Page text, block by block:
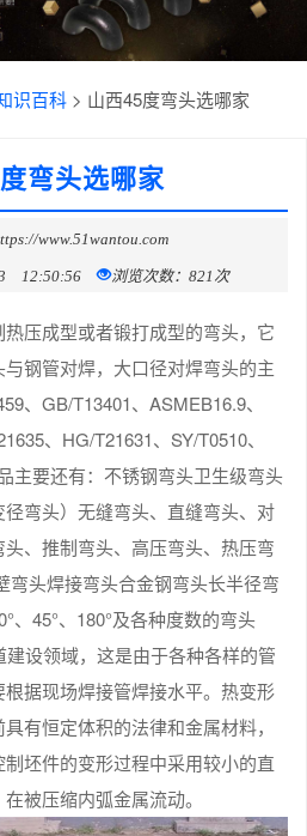
识百科 > 山西45度弯头选哪家
弯头选哪家
www.51wantou.com
12:50:56 浏览次数：821次
压成型或者锻打成型的弯头，它
钢管对焊，大口径对焊弯头的主
、GB/T13401、ASMEB16.9、
、HG/T21631、SY/T0510、
主要还有：不锈钢弯头卫生级弯头
弯头）无缝弯头、直缝弯头、对
、推制弯头、高压弯头、热压弯
弯头焊接弯头合金钢弯头长半径弯
、45°、180°及各种度数的弯头
设领域，这是由于各种各样的管
据现场焊接管焊接水平。热变形
有恒定体积的法律和金属材料，
坯件的变形过程中采用较小的直
被压缩内弧金属流动。